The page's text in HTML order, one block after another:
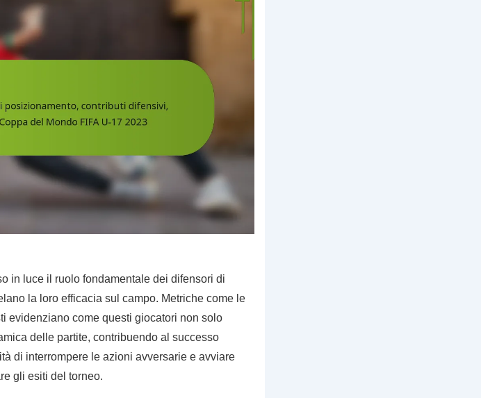
in luce il ruolo fondamentale dei difensori di
la loro efficacia sul campo. Metriche come le
evidenziano come questi giocatori non solo
delle partite, contribuendo al successo
di interrompere le azioni avversarie e avviare
gli esiti del torneo.